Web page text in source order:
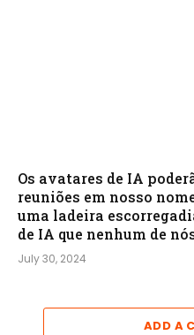
Os avatares de IA
reuniões em nosso
uma ladeira
de IA que nenhum de
July 30, 2024
ADD A